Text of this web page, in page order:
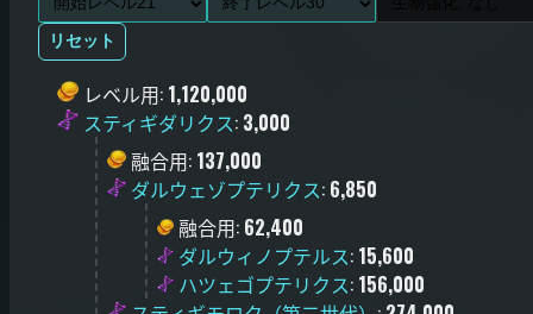
リセット
レベル用: 1,120,000
スティギダリクス: 3,000
融合用: 137,000
ダルウェゾプテリクス: 6,850
融合用: 62,400
ダルウィノプテルス: 15,600
ハツェゴプテリクス: 156,000